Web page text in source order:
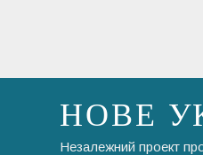
НОВЕ
Незалежний проект